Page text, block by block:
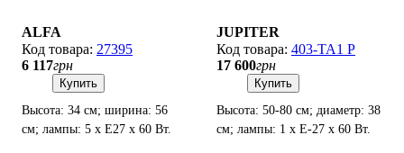
ALFA
27395
6 117грн
Купить
Высота: 34 см; ширина: 56
см; лампы: 5 х Е27 х 60 Вт.
JUPITER
403-TA1 P
17 600грн
Купить
Высота: 50-80 см; диаметр: 38
см; лампы: 1 х Е-27 х 60 Вт.